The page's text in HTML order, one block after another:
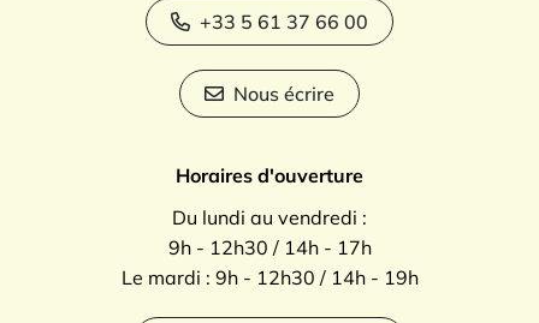
+33 5 61 37 66 00
Nous écrire
Horaires d'ouverture
Du lundi au vendredi :
9h - 12h30 / 14h - 17h
Le mardi : 9h - 12h30 / 14h - 19h